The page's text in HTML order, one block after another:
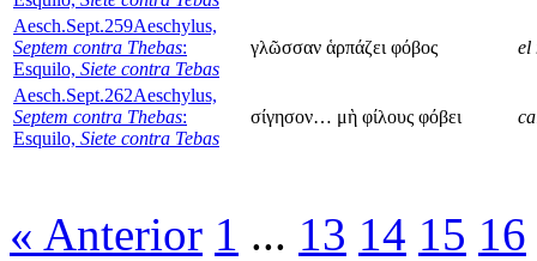
Aesch.Sept.259Aeschylus,
Septem contra Thebas:
Esquilo, Siete contra Tebas
γλῶσσαν ἁρπάζει φόβος el
Aesch.Sept.262Aeschylus,
Septem contra Thebas:
Esquilo, Siete contra Tebas
σίγησον… μὴ φίλους φόβει
« Anterior 1 ... 13 14 15 16